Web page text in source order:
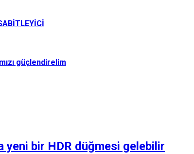
güçlendirelim
yeni bir HDR düğmesi gelebilir